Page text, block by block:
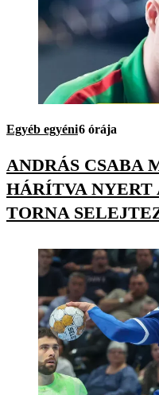
Egyéb egyéni6 órája
ANDRÁS CSABA
HÁRÍTVA
TORNA